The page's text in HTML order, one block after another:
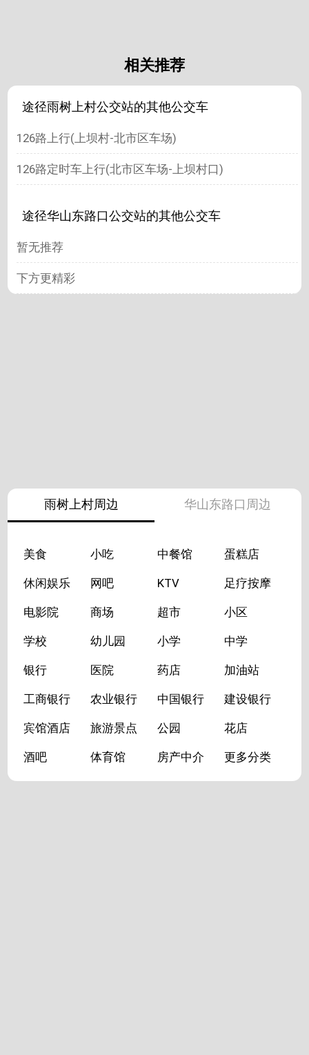
相关推荐
途径雨树上村公交站的其他公交车
126路上行(上坝村-北市区车场)
126路定时车上行(北市区车场-上坝村口)
途径华山东路口公交站的其他公交车
暂无推荐
下方更精彩
雨树上村周边 华山东路口周边
美食 小吃 中餐馆 蛋糕店
休闲娱乐 网吧 KTV 足疗按摩
电影院 商场 超市 小区
学校 幼儿园 小学 中学
银行 医院 药店 加油站
工商银行 农业银行 中国银行 建设银行
宾馆酒店 旅游景点 公园 花店
酒吧 体育馆 房产中介 更多分类